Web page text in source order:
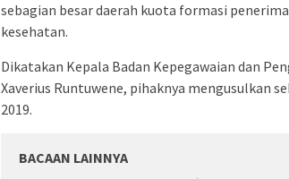
sebagian besar daerah kuota formasi
kesehatan.
Dikatakan Kepala Badan Kepegawaian dan
Xaverius Runtuwene, pihaknya mengusulkan
2019.
BACAAN LAINNYA